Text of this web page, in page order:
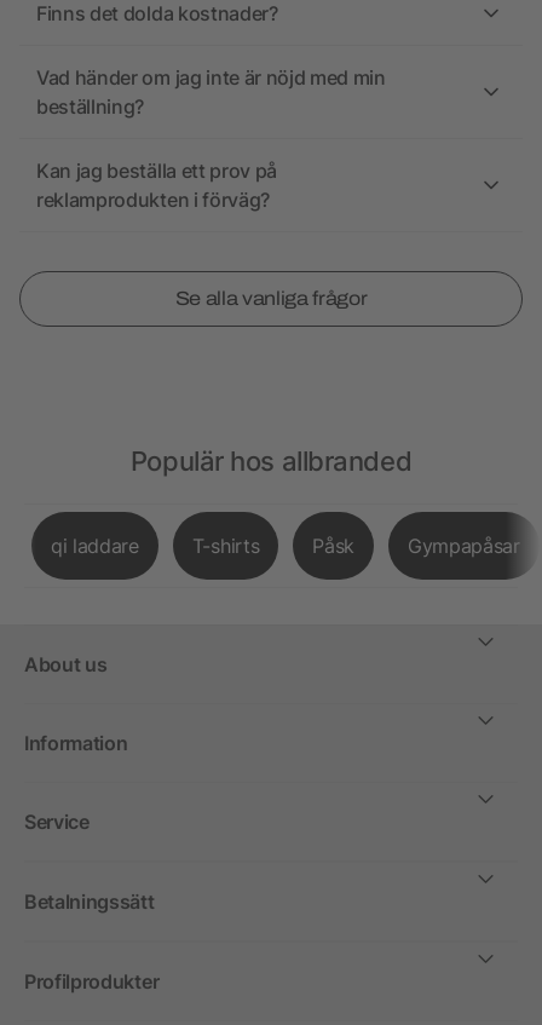
Finns det dolda kostnader?
Vad händer om jag inte är nöjd med min
beställning?
Kan jag beställa ett prov på
reklamprodukten i förväg?
Se alla vanliga frågor
Populär hos allbranded
qi laddare T-shirts Påsk Gympapåsar
About us
Information
Service
Betalningssätt
Profilprodukter